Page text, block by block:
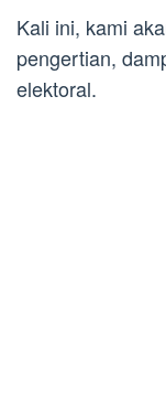
Kali ini, kami
pengertian,
elektoral.